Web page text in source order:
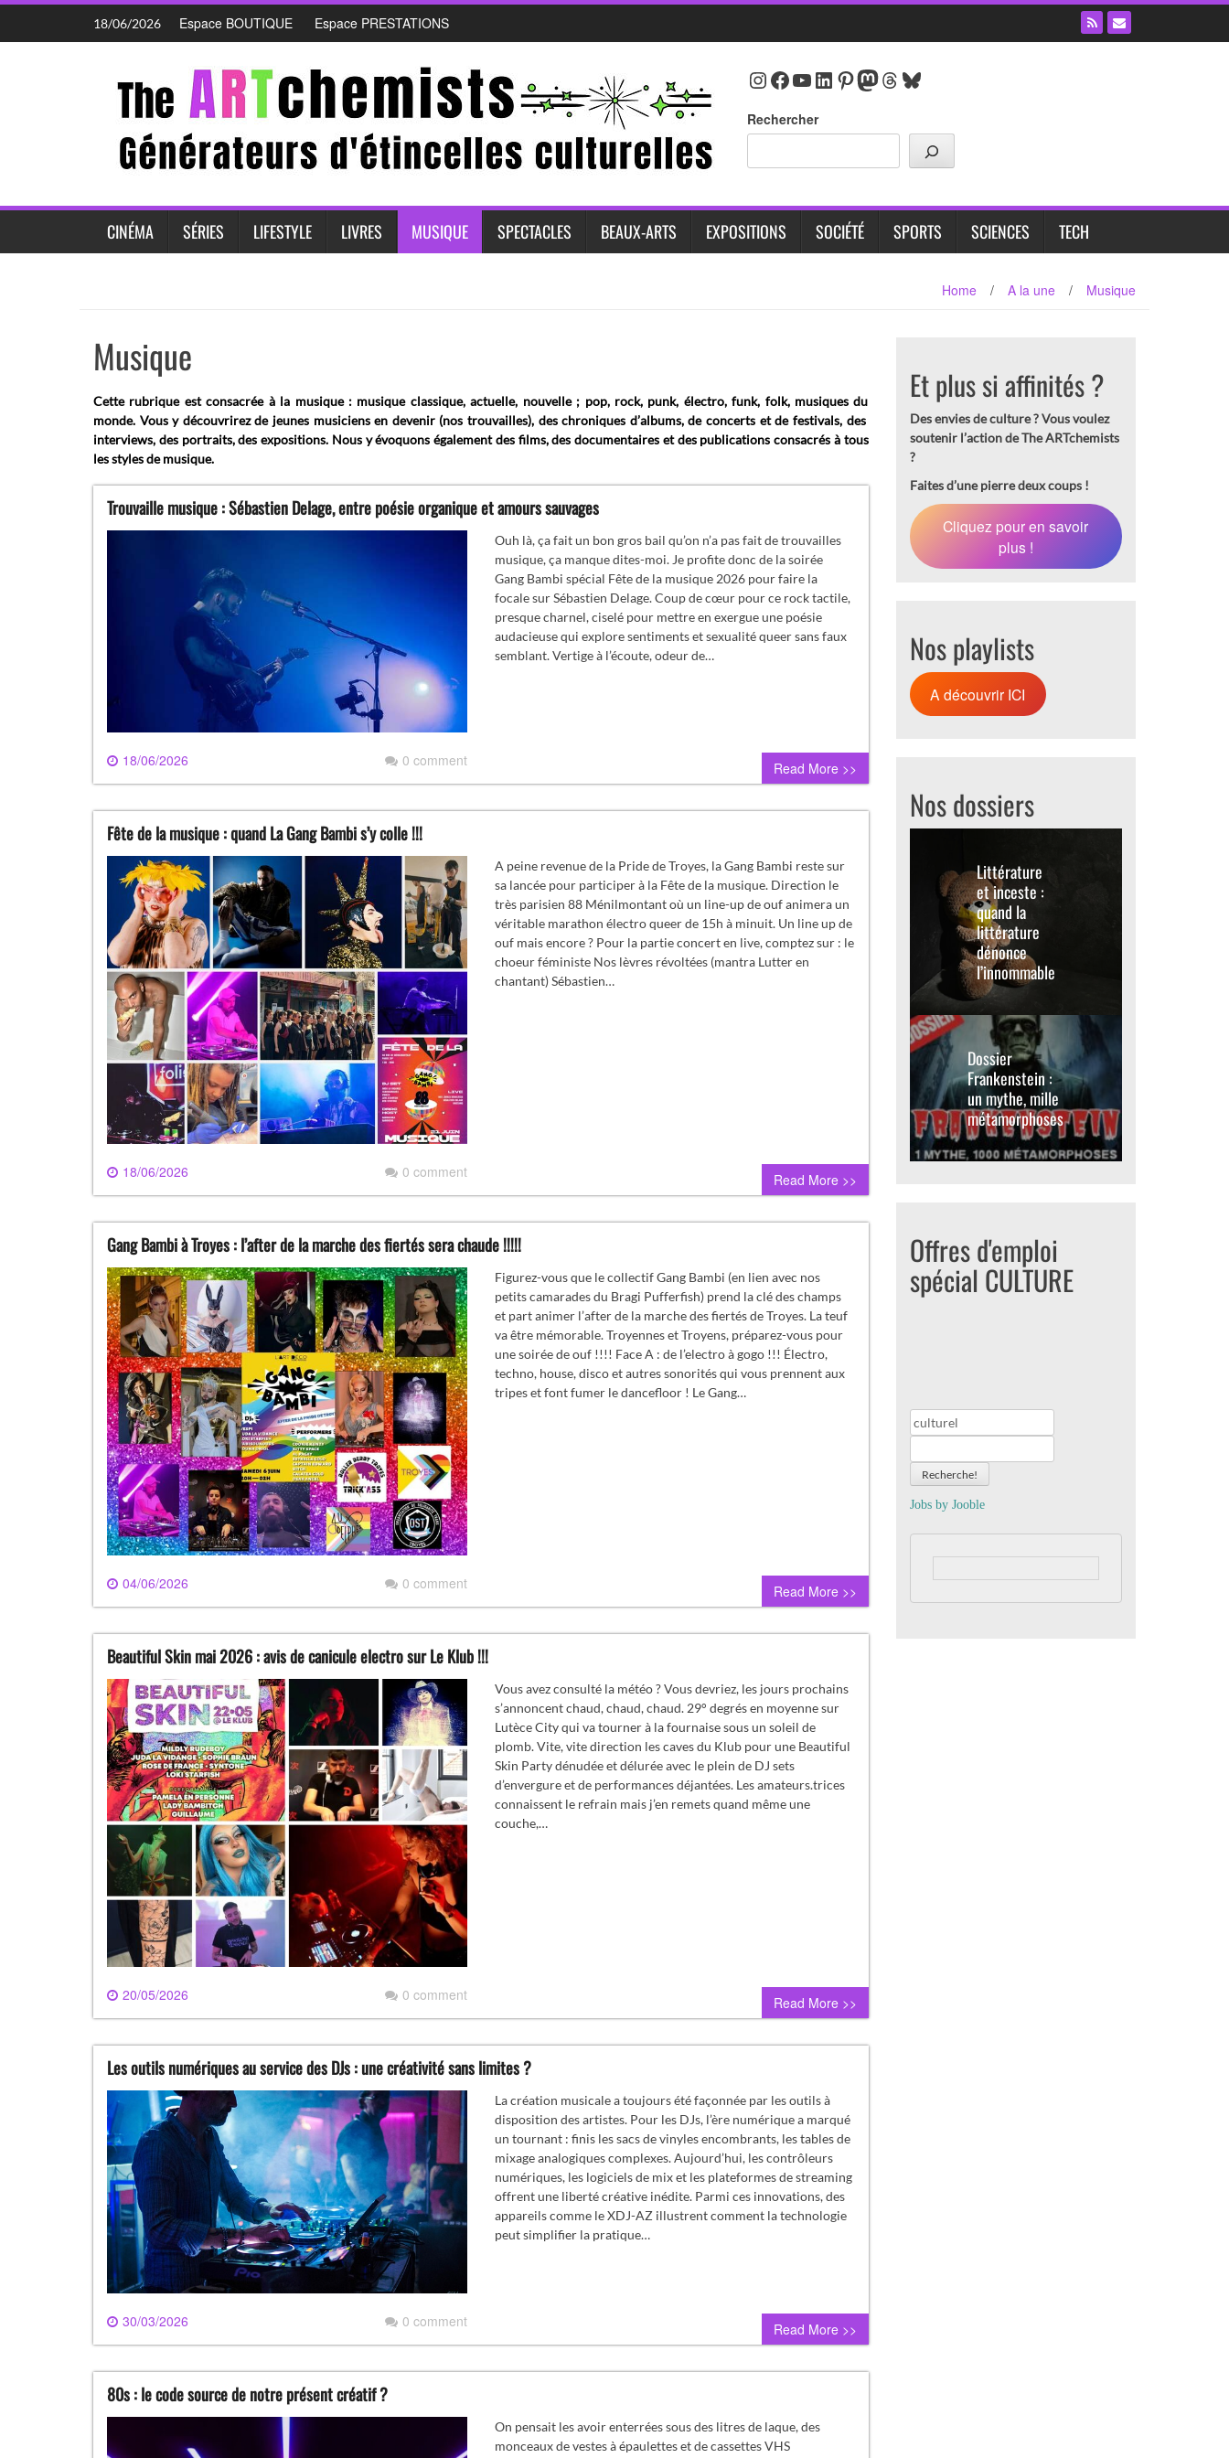
Skip
content
18/06/2026 Espace BOUTIQUE Espace PRESTATIONS
Instagram
Facebook
YouTube
LinkedIn
Pinterest
Mastodon
Threads
Bluesky
Rechercher
CINÉMA SÉRIES LIFESTYLE LIVRES MUSIQUE SPECTACLES BEAUX-ARTS EXPOSITIONS SOCIÉTÉ SPORTS SCIENCES TECH
Home / A la une / Musique
Musique
Cette rubrique est consacrée à la musique : musique classique, actuelle, nouvelle ; pop, rock, punk, électro, funk, folk, musiques du
monde. Vous y découvrirez de jeunes musiciens en devenir (nos trouvailles), des chroniques d’albums, de concerts et de festivals, des
interviews, des portraits, des expositions. Nous y évoquons également des films, des documentaires et des publications consacrés à tous
les styles de musique.
Trouvaille musique : Sébastien Delage, entre poésie organique et amours sauvages
18/06/2026 0 comment
Ouh là, ça fait un bon gros bail qu’on n’a pas fait de trouvailles
musique, ça manque dites-moi. Je profite donc de la soirée
Gang Bambi spécial Fête de la musique 2026 pour faire la
focale sur Sébastien Delage. Coup de cœur pour ce rock tactile,
presque charnel, ciselé pour mettre en exergue une poésie
audacieuse qui explore sentiments et sexualité queer sans faux
semblant. Vertige à l’écoute, odeur de…
Read More >>
Fête de la musique : quand La Gang Bambi s’y colle !!!
18/06/2026 0 comment
A peine revenue de la Pride de Troyes, la Gang Bambi reste sur
sa lancée pour participer à la Fête de la musique. Direction le
très parisien 88 Ménilmontant où un line-up de ouf animera un
véritable marathon électro queer de 15h à minuit. Un line up de
ouf mais encore ? Pour la partie concert en live, comptez sur : le
choeur féministe Nos lèvres révoltées (mantra Lutter en
chantant) Sébastien…
Read More >>
Gang Bambi à Troyes : l’after de la marche des fiertés sera chaude !!!!!
04/06/2026 0 comment
Figurez-vous que le collectif Gang Bambi (en lien avec nos
petits camarades du Bragi Pufferfish) prend la clé des champs
et part animer l’after de la marche des fiertés de Troyes. La teuf
va être mémorable. Troyennes et Troyens, préparez-vous pour
une soirée de ouf !!!! Face A : de l’electro à gogo !!! Électro,
techno, house, disco et autres sonorités qui vous prennent aux
tripes et font fumer le dancefloor ! Le Gang…
Read More >>
Beautiful Skin mai 2026 : avis de canicule electro sur Le Klub !!!
20/05/2026 0 comment
Vous avez consulté la météo ? Vous devriez, les jours prochains
s’annoncent chaud, chaud, chaud. 29° degrés en moyenne sur
Lutèce City qui va tourner à la fournaise sous un soleil de
plomb. Vite, vite direction les caves du Klub pour une Beautiful
Skin Party dénudée et délurée avec le plein de DJ sets
d’envergure et de performances déjantées. Les amateurs.trices
connaissent le refrain mais j’en remets quand même une
couche,…
Read More >>
Les outils numériques au service des DJs : une créativité sans limites ?
30/03/2026 0 comment
La création musicale a toujours été façonnée par les outils à
disposition des artistes. Pour les DJs, l’ère numérique a marqué
un tournant : finis les sacs de vinyles encombrants, les tables de
mixage analogiques complexes. Aujourd’hui, les contrôleurs
numériques, les logiciels de mix et les plateformes de streaming
offrent une liberté créative inédite. Parmi ces innovations, des
appareils comme le XDJ-AZ illustrent comment la technologie
peut simplifier la pratique…
Read More >>
80s : le code source de notre présent créatif ?
On pensait les avoir enterrées sous des litres de laque, des
monceaux de vestes à épaulettes et de cassettes VHS
Et plus si affinités ?
Des envies de culture ? Vous voulez
soutenir l’action de The ARTchemists
?
Faites d’une pierre deux coups !
Cliquez pour en savoir
plus !
Nos playlists
A découvrir ICI
Nos dossiers
Littérature
et inceste :
quand la
littérature
dénonce
l’innommable
Dossier
Frankenstein :
un mythe, mille
métamorphoses
Offres d'emploi
spécial CULTURE
Recherche!
Jobs by Jooble